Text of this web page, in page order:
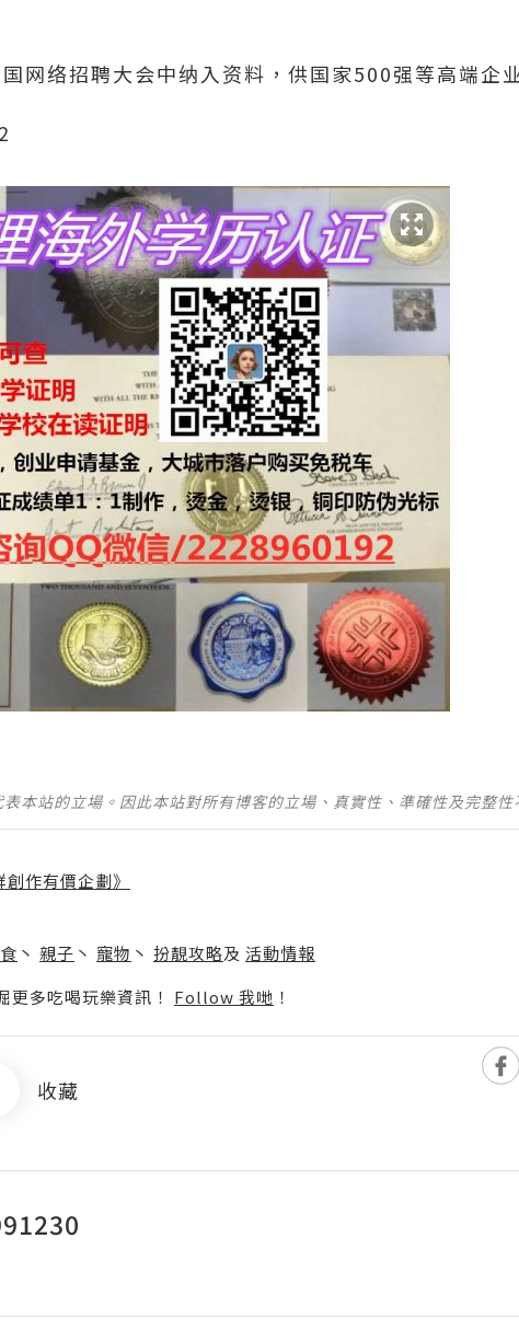
网络招聘大会中纳入资料，供国家500强等高端企
本站的立場。因此本站對所有博客的立場、真實性、準確性及完整性
作有價企劃》
丶 親子 丶 寵物 丶 扮靚攻略及 活動情報
多吃喝玩樂資訊！ Follow 我哋 ！
收藏